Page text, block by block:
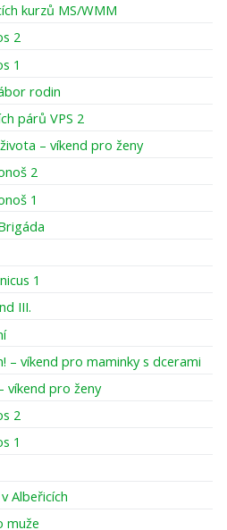
kurzů MS/WMM
2
1
rodin
párů VPS 2
– víkend pro ženy
2
1
1
III.
– víkend pro maminky s dcerami
víkend pro ženy
2
1
Albeřicích
muže